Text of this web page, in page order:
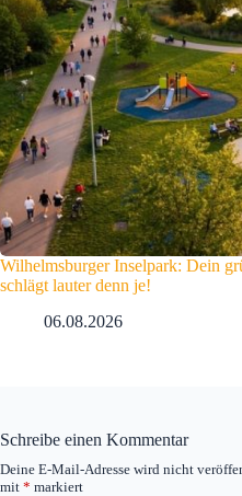
Wilhelmsburger Inselpark: Dein
schlägt lauter denn je!
06.08.2026
Schreibe einen Kommentar
Deine E-Mail-Adresse wird nicht
mit * markiert